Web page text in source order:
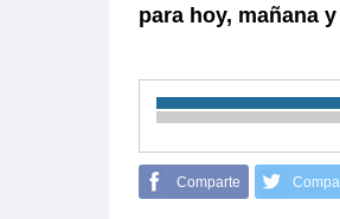
para hoy, mañana
Comparte